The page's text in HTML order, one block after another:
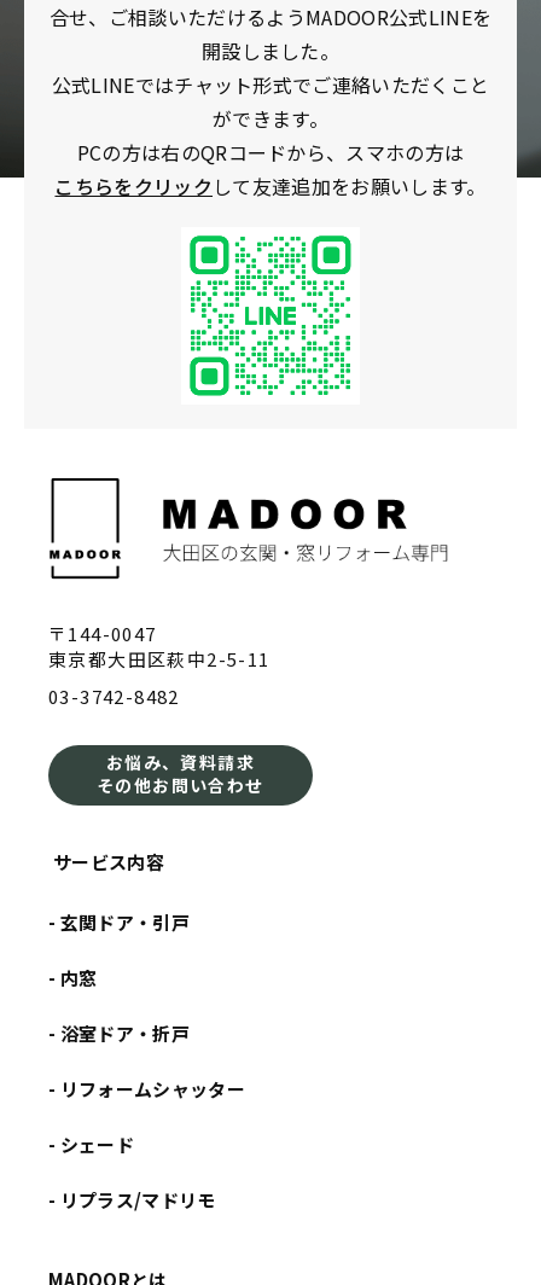
合せ、ご相談いただけるようMADOOR公式LINEを
開設しました。
公式LINEではチャット形式でご連絡いただくこと
ができます。
PCの方は右のQRコードから、スマホの方は
こちらをクリック して友達追加をお願いします。
〒144-0047
東京都大田区萩中2-5-11
03-3742-8482
お悩み、資料請求
その他お問い合わせ
サービス内容
- 玄関ドア・引戸
- 内窓
- 浴室ドア・折戸
- リフォームシャッター
- シェード
- リプラス/マドリモ
MADOORとは